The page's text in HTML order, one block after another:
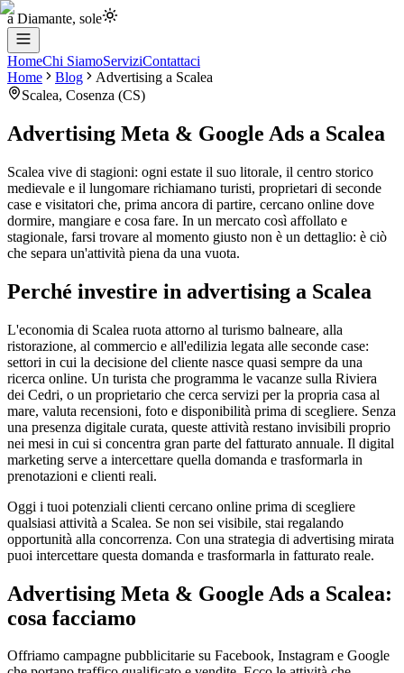
a Diamante, sole
HomeChi SiamoServiziContattaci
Home
Blog Advertising a Scalea
Scalea, Cosenza (CS)
Advertising Meta & Google Ads a Scalea
Scalea vive di stagioni: ogni estate il suo litorale, il centro storico
medievale e il lungomare richiamano turisti, proprietari di seconde
case e visitatori che, prima ancora di partire, cercano online dove
dormire, mangiare e cosa fare. In un mercato così affollato e
stagionale, farsi trovare al momento giusto non è un dettaglio: è ciò
che separa un'attività piena da una vuota.
Perché investire in advertising a Scalea
L'economia di Scalea ruota attorno al turismo balneare, alla
ristorazione, al commercio e all'edilizia legata alle seconde case:
settori in cui la decisione del cliente nasce quasi sempre da una
ricerca online. Un turista che programma le vacanze sulla Riviera
dei Cedri, o un proprietario che cerca servizi per la propria casa al
mare, valuta recensioni, foto e disponibilità prima di scegliere. Senza
una presenza digitale curata, queste attività restano invisibili proprio
nei mesi in cui si concentra gran parte del fatturato annuale. Il digital
marketing serve a intercettare quella domanda e trasformarla in
prenotazioni e clienti reali.
Oggi i tuoi potenziali clienti cercano online prima di scegliere
qualsiasi attività a Scalea. Se non sei visibile, stai regalando
opportunità alla concorrenza. Con una strategia di advertising mirata
puoi intercettare questa domanda e trasformarla in fatturato reale.
Advertising Meta & Google Ads a Scalea:
cosa facciamo
Offriamo campagne pubblicitarie su Facebook, Instagram e Google